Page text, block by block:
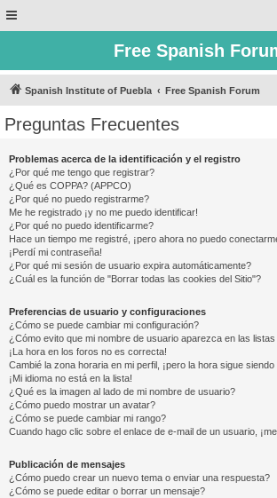
Free Spanish
Spanish Institute of Puebla Free Spanish Forum
Preguntas Frecuentes
Problemas acerca de la identificación y el registro
¿Por qué me tengo que registrar?
¿Qué es COPPA? (APPCO)
¿Por qué no puedo registrarme?
Me he registrado ¡y no me puedo identificar!
¿Por qué no puedo identificarme?
Hace un tiempo me registré, ¡pero ahora no puedo
¡Perdí mi contraseña!
¿Por qué mi sesión de usuario expira automáticamente?
¿Cuál es la función de "Borrar todas las cookies del Sitio"?
Preferencias de usuario y configuraciones
¿Cómo se puede cambiar mi configuración?
¿Cómo evito que mi nombre de usuario aparezca en las
¡La hora en los foros no es correcta!
Cambié la zona horaria en mi perfil, ¡pero la hora sigue
¡Mi idioma no está en la lista!
¿Qué es la imagen al lado de mi nombre de usuario?
¿Cómo puedo mostrar un avatar?
¿Cómo se puede cambiar mi rango?
Cuando hago clic sobre el enlace de e-mail de un usuario,
Publicación de mensajes
¿Cómo puedo crear un nuevo tema o enviar una respuesta?
¿Cómo se puede editar o borrar un mensaje?